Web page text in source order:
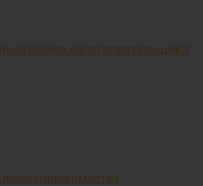
номер налогоплательщика
(движимость)